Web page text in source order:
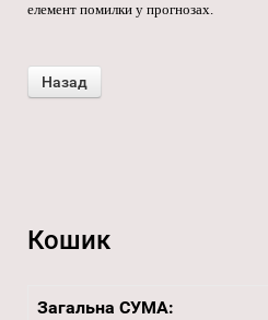
елемент помилки у прогнозах.
Кошик
Загальна СУМА: